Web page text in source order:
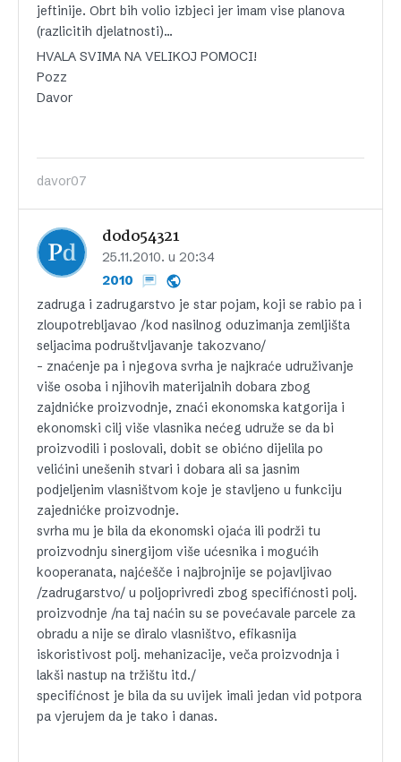
jeftinije. Obrt bih volio izbjeci jer imam vise planova
(razlicitih djelatnosti)…
HVALA SVIMA NA VELIKOJ POMOCI!
Pozz
Davor
davor07
dodo54321
25.11.2010. u 20:34
2010
zadruga i zadrugarstvo je star pojam, koji se rabio pa i
zloupotrebljavao /kod nasilnog oduzimanja zemljišta
seljacima podruštvljavanje takozvano/
– znaćenje pa i njegova svrha je najkraće udruživanje
više osoba i njihovih materijalnih dobara zbog
zajdnićke proizvodnje, znaći ekonomska katgorija i
ekonomski cilj više vlasnika nećeg udruže se da bi
proizvodili i poslovali, dobit se obićno dijelila po
velićini unešenih stvari i dobara ali sa jasnim
podjeljenim vlasništvom koje je stavljeno u funkciju
zajednićke proizvodnje.
svrha mu je bila da ekonomski ojaća ili podrži tu
proizvodnju sinergijom više ućesnika i mogućih
kooperanata, najćešče i najbrojnije se pojavljivao
/zadrugarstvo/ u poljoprivredi zbog specifićnosti polj.
proizvodnje /na taj naćin su se povećavale parcele za
obradu a nije se diralo vlasništvo, efikasnija
iskoristivost polj. mehanizacije, veča proizvodnja i
lakši nastup na tržištu itd./
specifićnost je bila da su uvijek imali jedan vid potpora
pa vjerujem da je tako i danas.